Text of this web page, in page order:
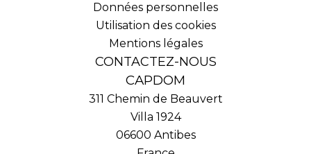
Données personnelles
Utilisation des cookies
Mentions légales
CONTACTEZ-NOUS
CAPDOM
311 Chemin de Beauvert
Villa 1924
06600 Antibes